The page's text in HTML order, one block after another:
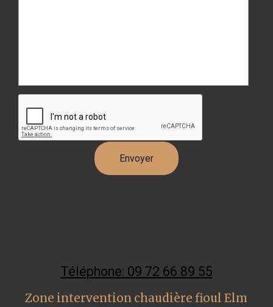
Téléphone: 09 72 66 89 55
Zone intervention chaudière fioul Elm